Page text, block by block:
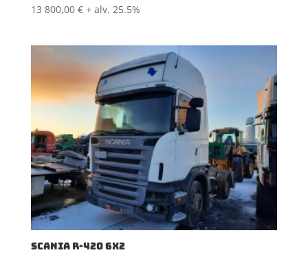
13 800,00 € + alv. 25.5%
SCANIA R-420 6X2